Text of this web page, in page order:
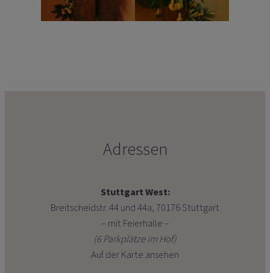
Adressen
Stuttgart West:
Breitscheidstr. 44 und 44a, 70176 Stuttgart
– mit Feierhalle –
(6 Parkplätze im Hof)
Auf der Karte ansehen